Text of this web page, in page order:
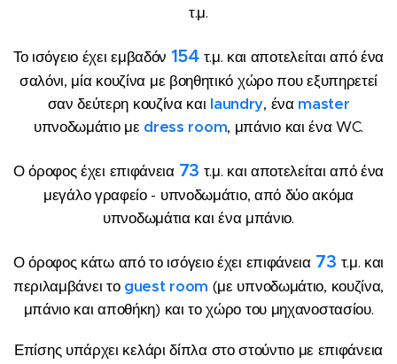
τ.μ.
Το ισόγειο έχει εμβαδόν 154τ.μ. και αποτελείται από ένα
σαλόνι, μία κουζίνα με βοηθητικό χώρο που εξυπηρετεί
σαν δεύτερη κουζίνα και laundry, ένα master
υπνοδωμάτιο με dress room, μπάνιο και ένα WC.
Ο όροφος έχει επιφάνεια 73 τ.μ. και αποτελείται από ένα
μεγάλο γραφείο - υπνοδωμάτιο, από δύο ακόμα
υπνοδωμάτια και ένα μπάνιο.
Ο όροφος κάτω από το ισόγειο έχει επιφάνεια73 τ.μ. και
περιλαμβάνει το guest room (με υπνοδωμάτιο, κουζίνα,
μπάνιο και αποθήκη) και το χώρο του μηχανοστασίου.
Επίσης υπάρχει κελάρι δίπλα στο στούντιο με επιφάνεια